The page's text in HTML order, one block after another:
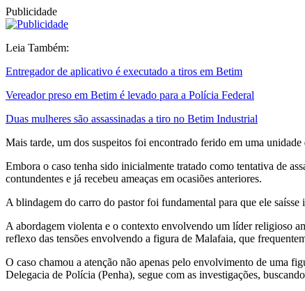
Publicidade
Leia Também:
Entregador de aplicativo é executado a tiros em Betim
Vereador preso em Betim é levado para a Polícia Federal
Duas mulheres são assassinadas a tiro no Betim Industrial
Mais tarde, um dos suspeitos foi encontrado ferido em uma
Embora o caso tenha sido inicialmente tratado como tentativa de
contundentes e já recebeu ameaças em ocasiões anteriores.
A blindagem do carro do pastor foi fundamental para que ele
A abordagem violenta e o contexto envolvendo um líder religioso
reflexo das tensões envolvendo a figura de Malafaia, que
O caso chamou a atenção não apenas pelo envolvimento de uma
Delegacia de Polícia (Penha), segue com as investigações,